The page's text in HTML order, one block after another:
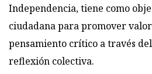
Independencia, tiene como
ciudadana para promover
pensamiento crítico a través
reflexión colectiva.